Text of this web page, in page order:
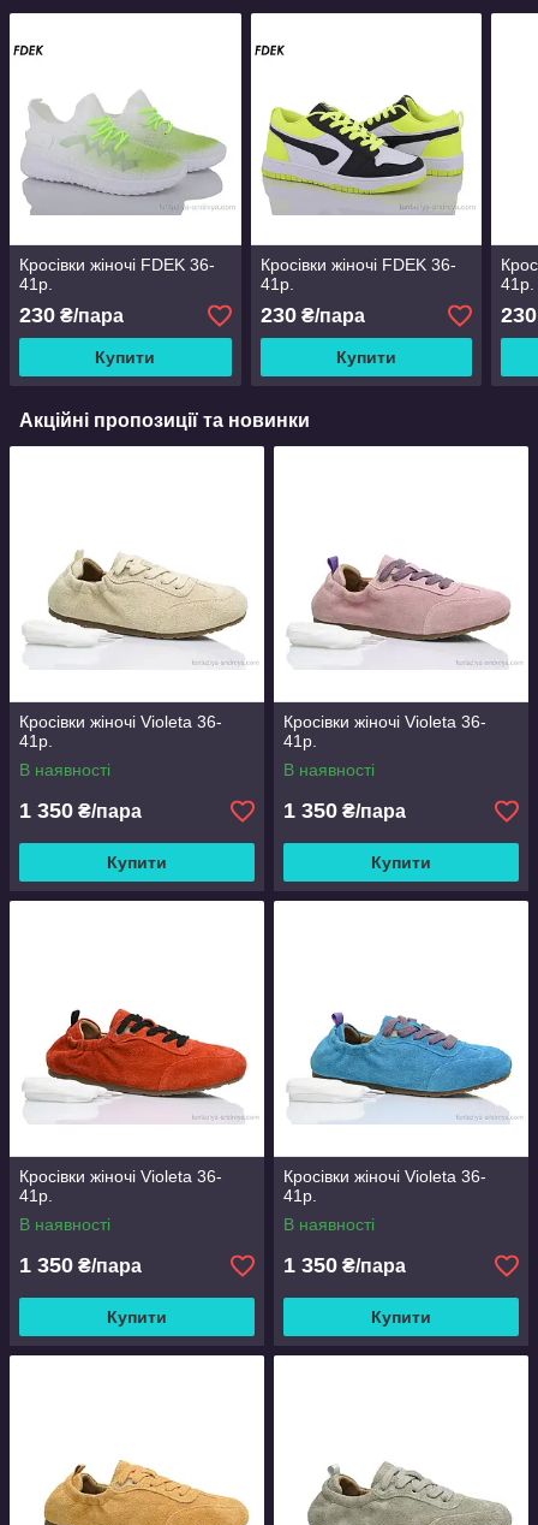
Кросівки жіночі FDEK 36-
41р.
230 ₴/пара
Купити
Кросівки жіночі FDEK 36-
41р.
230₴/пара
Купити
41р.
230
Акційні пропозиції та новинки
Кросівки жіночі Violeta 36-
41р.
В наявності
1 350 ₴/пара
Купити
Кросівки жіночі Violeta 36-
41р.
В наявності
1 350 ₴/пара
Купити
Кросівки жіночі Violeta 36-
41р.
В наявності
1 350 ₴/пара
Купити
Кросівки жіночі Violeta 36-
41р.
В наявності
1 350 ₴/пара
Купити